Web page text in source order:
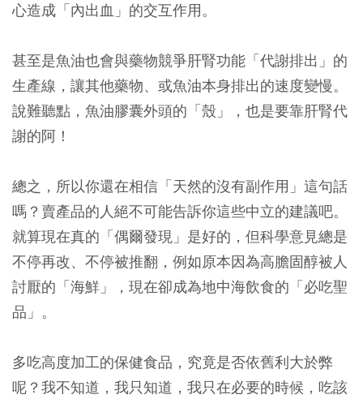
心造成「內出血」的交互作用。
甚至是魚油也會與藥物競爭肝腎功能「代謝排出」的
生產線，讓其他藥物、或魚油本身排出的速度變慢。
說難聽點，魚油膠囊外頭的「殼」，也是要靠肝腎代
謝的阿！
總之，所以你還在相信「天然的沒有副作用」這句話
嗎？賣產品的人絕不可能告訴你這些中立的建議吧。
就算現在真的「偶爾發現」是好的，但科學意見總是
不停再改、不停被推翻，例如原本因為高膽固醇被人
討厭的「海鮮」，現在卻成為地中海飲食的「必吃聖
品」。
多吃高度加工的保健食品，究竟是否依舊利大於弊
呢？我不知道，我只知道，我只在必要的時候，吃該